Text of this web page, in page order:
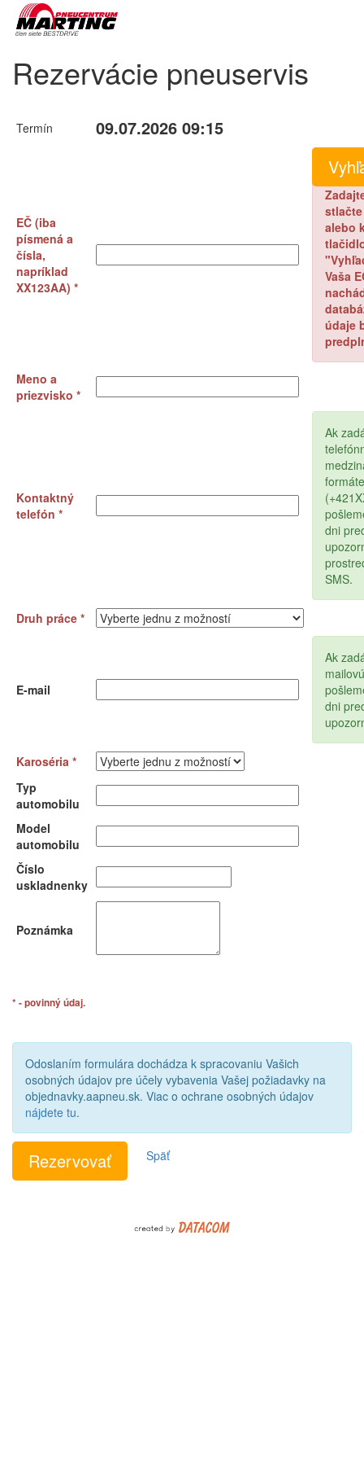
Rezervácie pneuservis
Termín 09.07.2026 09:15
EČ (iba
písmená a
čísla,
napríklad
XX123AA) *
stlačte
alebo
Vaša
údaje
Meno a
priezvisko *
Kontaktný
telefón *
Ak
formáte
dni
SMS.
Druh práce *
E-mail
Ak
dni
Karoséria *
Typ
automobilu
Model
automobilu
Číslo
uskladnenky
Poznámka
* - povinný údaj.
Odoslaním formulára dochádza k spracovaniu Vašich
osobných údajov pre účely vybavenia Vašej požiadavky na
objednavky.aapneu.sk. Viac o ochrane osobných údajov
nájdete tu.
Späť